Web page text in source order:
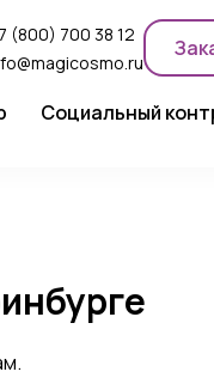
(800) 700 38 12
Социальный